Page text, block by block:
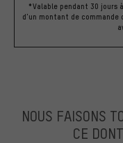
*Valable pendant 30 jours
d'un montant de commande
NOUS FAISONS
CE